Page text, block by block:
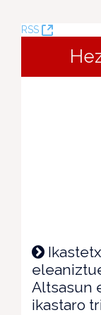
RSS
(Leiho
ireki)
Altsasun
ikastaro